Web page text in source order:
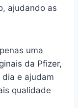
ajudando as
uma
da Pfizer,
e ajudam
qualidade